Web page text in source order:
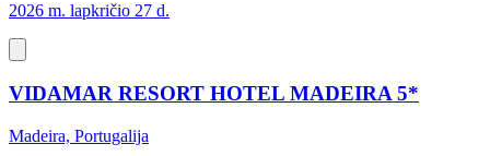
2026 m. lapkričio 27 d.
VIDAMAR RESORT HOTEL MADEIRA 5*
Madeira, Portugalija